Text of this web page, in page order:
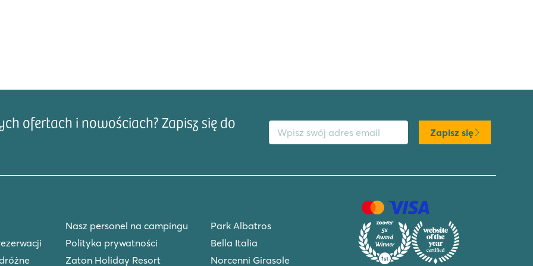
obszar z restauracjami i
Odkryj nasze
wiosce kempingowej.
ofertach i nowościach? Zapisz się do
Adres email
Zapisz się
Nasz personel na campingu
Polityka prywatności
Zaton Holiday Resort
Park Albatros
Bella Italia
Norcenni Girasole